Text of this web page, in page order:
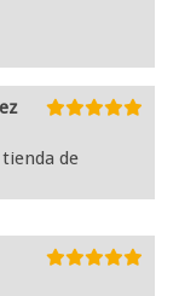
de